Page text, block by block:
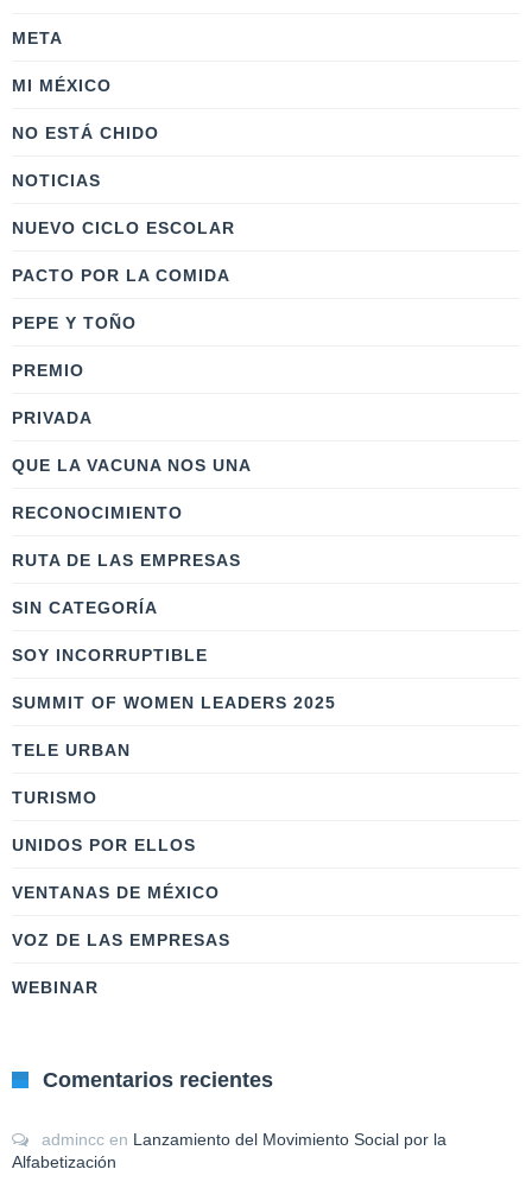
META
MI MÉXICO
NO ESTÁ CHIDO
NOTICIAS
NUEVO CICLO ESCOLAR
PACTO POR LA COMIDA
PEPE Y TOÑO
PREMIO
PRIVADA
QUE LA VACUNA NOS UNA
RECONOCIMIENTO
RUTA DE LAS EMPRESAS
SIN CATEGORÍA
SOY INCORRUPTIBLE
SUMMIT OF WOMEN LEADERS 2025
TELE URBAN
TURISMO
UNIDOS POR ELLOS
VENTANAS DE MÉXICO
VOZ DE LAS EMPRESAS
WEBINAR
Comentarios recientes
admincc en Lanzamiento del Movimiento Social por la
Alfabetización